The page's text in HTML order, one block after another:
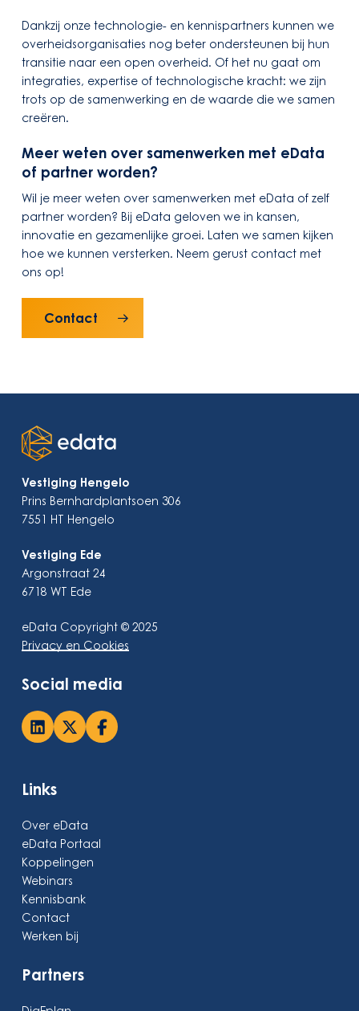
Dankzij onze technologie- en kennispartners kunnen we
overheidsorganisaties nog beter ondersteunen bij hun
transitie naar een open overheid. Of het nu gaat om
integraties, expertise of technologische kracht: we zijn
trots op de samenwerking en de waarde die we samen
creëren.
Meer weten over samenwerken met eData
of partner worden?
Wil je meer weten over samenwerken met eData of zelf
partner worden? Bij eData geloven we in kansen,
innovatie en gezamenlijke groei. Laten we samen kijken
hoe we kunnen versterken. Neem gerust contact met
ons op!
Contact
Vestiging Hengelo
Prins Bernhardplantsoen 306
7551 HT Hengelo
Vestiging Ede
Argonstraat 24
6718 WT Ede
eData Copyright © 2025
Privacy en Cookies
Social media
Links
Over eData
eData Portaal
Koppelingen
Webinars
Kennisbank
Contact
Werken bij
Partners